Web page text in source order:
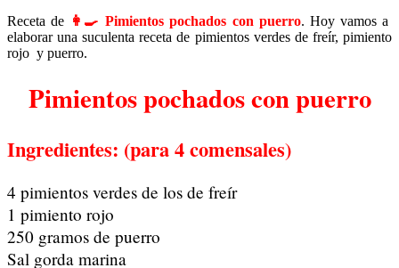
Receta de 👩‍🍳 Pimientos pochados con puerro. Hoy vamos a
elaborar una suculenta receta de pimientos verdes de freír, pimiento
rojo y puerro.
Pimientos pochados con puerro
Ingredientes: (para 4 comensales)
4 pimientos verdes de los de freír
1 pimiento rojo
250 gramos de puerro
Sal gorda marina